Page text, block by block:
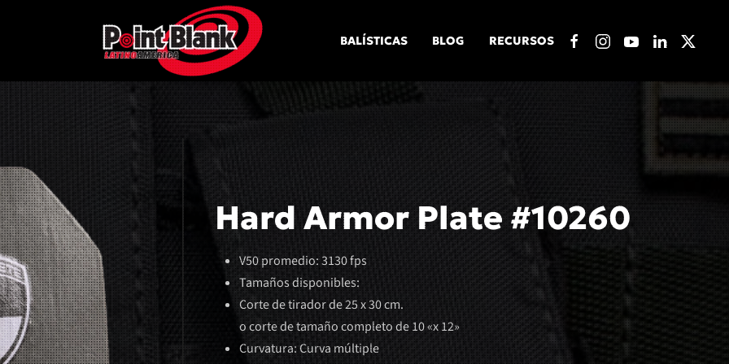
BALÍSTICAS BLOG RECURSOS
Hard Armor Plate #10260
V50 promedio: 3130 fps
Tamaños disponibles:
Corte de tirador de 25 x 30 cm.
o corte de tamaño completo de 10 «x 12»
Curvatura: Curva múltiple